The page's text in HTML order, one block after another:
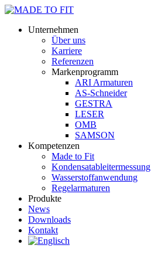
Unternehmen
Über uns
Karriere
Referenzen
Markenprogramm
ARI Armaturen
AS-Schneider
GESTRA
LESER
OMB
SAMSON
Kompetenzen
Made to Fit
Kondensat­ableiter­messung
Wasserstoff­anwendung
Regel­arma­turen
Produkte
News
Downloads
Kontakt